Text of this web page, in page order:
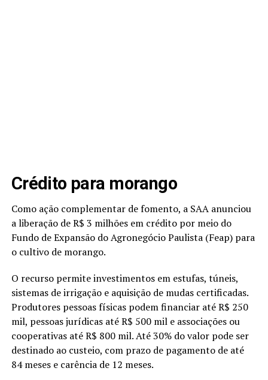
Crédito para morango
Como ação complementar de fomento, a SAA anunciou
a liberação de R$ 3 milhões em crédito por meio do
Fundo de Expansão do Agronegócio Paulista (Feap) para
o cultivo de morango.
O recurso permite investimentos em estufas, túneis,
sistemas de irrigação e aquisição de mudas certificadas.
Produtores pessoas físicas podem financiar até R$ 250
mil, pessoas jurídicas até R$ 500 mil e associações ou
cooperativas até R$ 800 mil. Até 30% do valor pode ser
destinado ao custeio, com prazo de pagamento de até
84 meses e carência de 12 meses.